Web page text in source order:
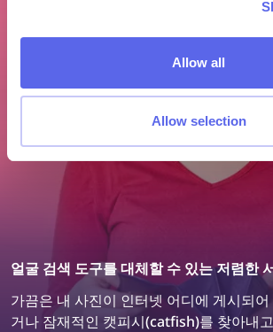
Allow all
Allow selection
얼굴 검색 도구를 대체할 수 있는 저렴한
가끔은 내 사진이 인터넷 어디에 게시되
거나 잠재적인 캣피시(catfish)를 찾아내